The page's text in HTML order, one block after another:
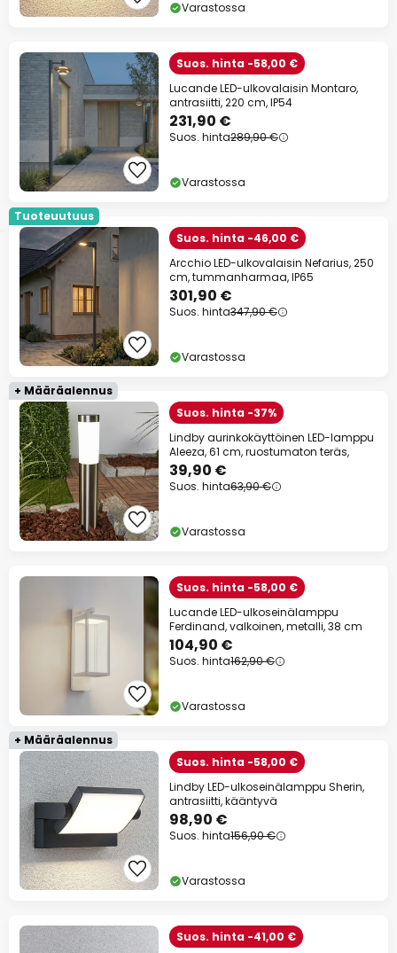
Varastossa
Suos. hinta -58,00 €
Lucande LED-ulkovalaisin Montaro,
antrasiitti, 220 cm, IP54
231,90 €
Suos. hinta289,90 €
Varastossa
Tuoteuutuus
Suos. hinta -46,00 €
Arcchio LED-ulkovalaisin Nefarius, 250
cm, tummanharmaa, IP65
301,90 €
Suos. hinta347,90 €
Varastossa
+ Määräalennus
Suos. hinta -37%
Lindby aurinkokäyttöinen LED-lamppu
Aleeza, 61 cm, ruostumaton teräs,
39,90 €
Suos. hinta63,90 €
Varastossa
Suos. hinta -58,00 €
Lucande LED-ulkoseinälamppu
Ferdinand, valkoinen, metalli, 38 cm
104,90 €
Suos. hinta162,90 €
Varastossa
+ Määräalennus
Suos. hinta -58,00 €
Lindby LED-ulkoseinälamppu Sherin,
antrasiitti, kääntyvä
98,90 €
Suos. hinta156,90 €
Varastossa
Suos. hinta -41,00 €